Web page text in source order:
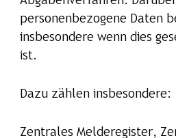
personenbezogene Daten
insbesondere wenn dies
ist.
Dazu zählen insbesondere:
Zentrales Melderegister,